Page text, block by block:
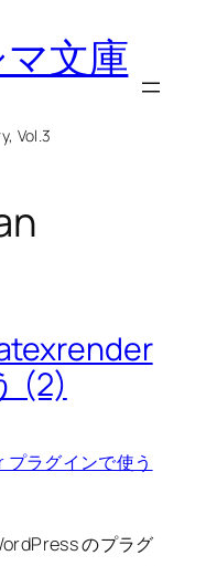
文庫
Vol.3
(2)
ラグインで使う
のプラグ